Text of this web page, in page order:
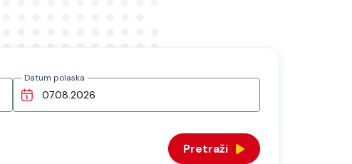
Datum polaska
Pretraži